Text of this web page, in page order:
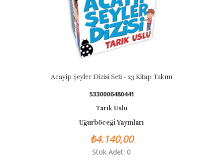
Acayip Şeyler Dizisi Seti - 23 Kitap Takım
5330006480441
Uğurböceği Yayınları
₺4.140,00